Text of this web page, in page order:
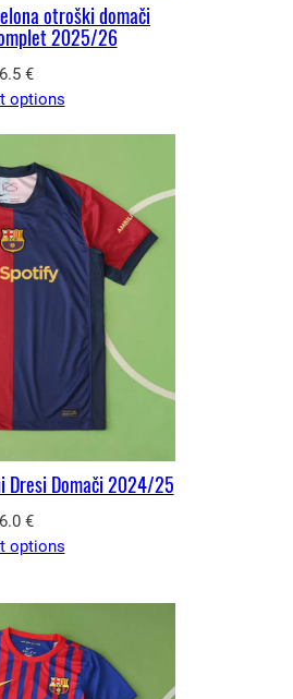
otroški domači
2025/26
€
options
Dresi Domači 2024/25
€
options